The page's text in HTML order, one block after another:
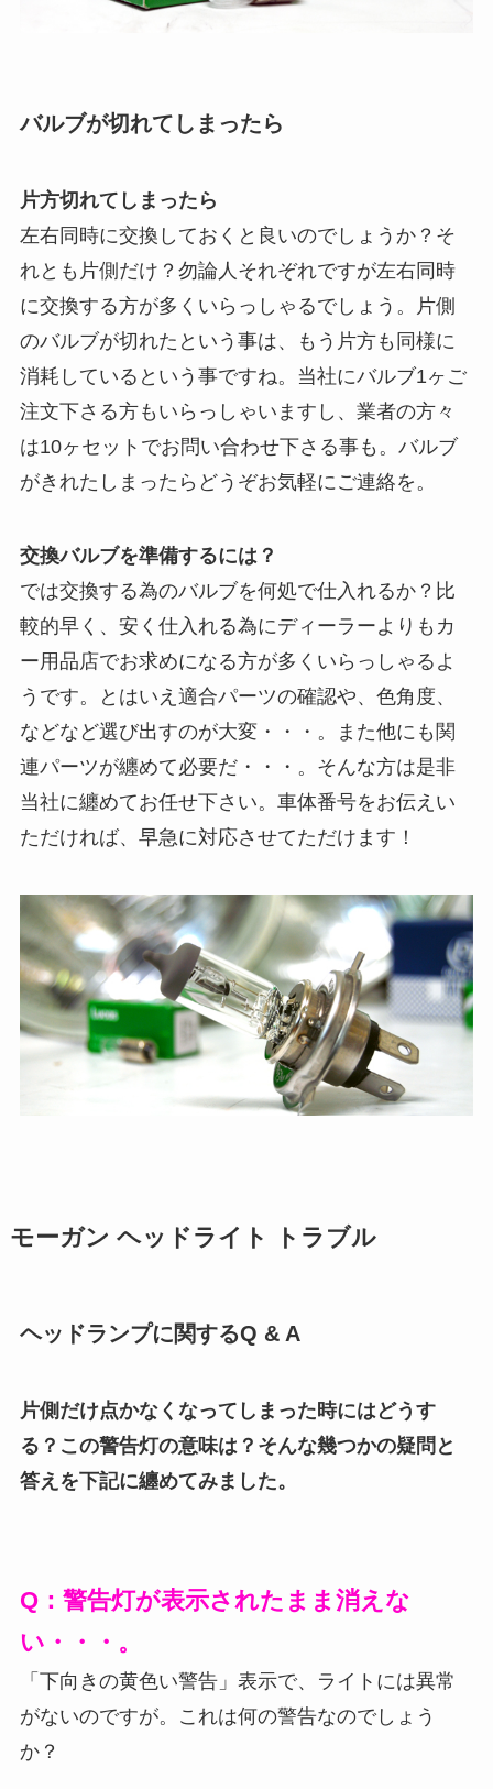
バルブが切れてしまったら
片方切れてしまったら
左右同時に交換しておくと良いのでしょうか？そ
れとも片側だけ？勿論人それぞれですが左右同時
に交換する方が多くいらっしゃるでしょう。片側
のバルブが切れたという事は、もう片方も同様に
消耗しているという事ですね。当社にバルブ1ヶご
注文下さる方もいらっしゃいますし、業者の方々
は10ヶセットでお問い合わせ下さる事も。バルブ
がきれたしまったらどうぞお気軽にご連絡を。
交換バルブを準備するには？
では交換する為のバルブを何処で仕入れるか？比
較的早く、安く仕入れる為にディーラーよりもカ
ー用品店でお求めになる方が多くいらっしゃるよ
うです。とはいえ適合パーツの確認や、色角度、
などなど選び出すのが大変・・・。また他にも関
連パーツが纏めて必要だ・・・。そんな方は是非
当社に纏めてお任せ下さい。車体番号をお伝えい
ただければ、早急に対応させてただけます！
モーガン ヘッドライト トラブル
ヘッドランプに関するQ & A
片側だけ点かなくなってしまった時にはどうす
る？この警告灯の意味は？そんな幾つかの疑問と
答えを下記に纏めてみました。
Q：警告灯が表示されたまま消えな
い・・・。
「下向きの黄色い警告」表示で、ライトには異常
がないのですが。これは何の警告なのでしょう
か？